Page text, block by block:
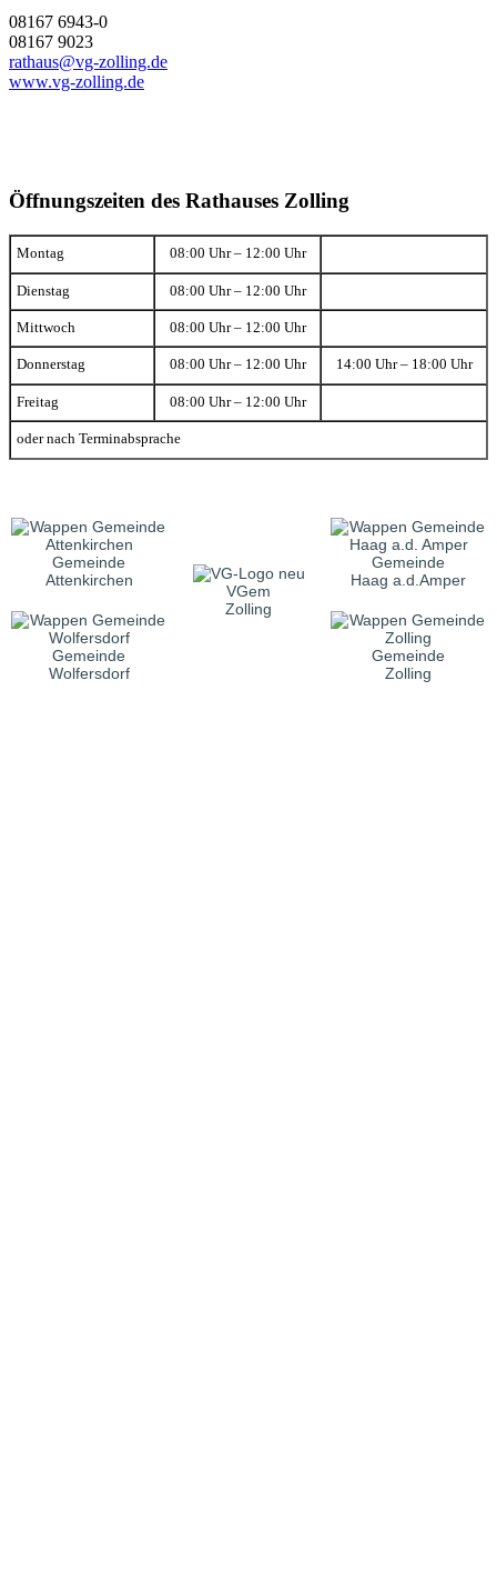
08167 6943-0
08167 9023
rathaus@vg-zolling.de
www.vg-zolling.de
Öffnungszeiten des Rathauses Zolling
Montag 08:00 Uhr – 12:00 Uhr
Dienstag 08:00 Uhr – 12:00 Uhr
Mittwoch 08:00 Uhr – 12:00 Uhr
Donnerstag 08:00 Uhr – 12:00 Uhr 14:00 Uhr – 18:00 Uhr
Freitag 08:00 Uhr – 12:00 Uhr
oder nach Terminabsprache
Gemeinde
Attenkirchen
VGem
Zolling
Gemeinde
Haag a.d.Amper
Gemeinde
Wolfersdorf
Gemeinde
Zolling